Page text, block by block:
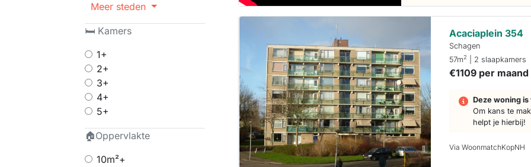
Meer steden
🛏 Kamers
1+
2+
3+
4+
5+
🏠Oppervlakte
10m²+
Acaciaplein 354
Schagen
57m2 | 2 slaapkamers
€1109 per maand
Deze woning
Om kans te
helpt je hierbij!
Via WoonmatchKopNH